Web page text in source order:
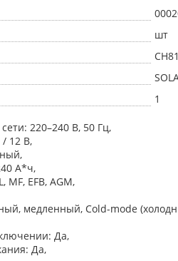
шт
1
220–240 В, 50 Гц,
12 В,
А*ч,
MF, EFB, AGM,
медленный, Cold-mode
Да,
Да,